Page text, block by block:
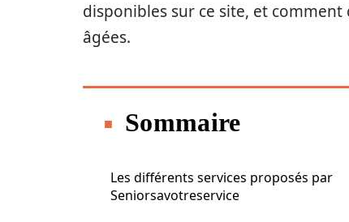
disponibles sur ce site, et
âgées.
Sommaire
Les différents services proposés par
Seniorsavotreservice